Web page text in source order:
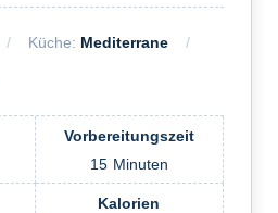
Küche: Mediterrane
Vorbereitungszeit
15 Minuten
Kalorien